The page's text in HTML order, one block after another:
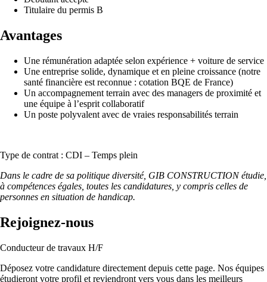
Titulaire du permis B
Avantages
Une rémunération adaptée selon expérience + voiture de service
Une entreprise solide, dynamique et en pleine croissance (notre
santé financière est reconnue : cotation BQE de France)
Un accompagnement terrain avec des managers de proximité et
une équipe à l’esprit collaboratif
Un poste polyvalent avec de vraies responsabilités terrain
Type de contrat : CDI – Temps plein
Dans le cadre de sa politique diversité, GIB CONSTRUCTION étudie,
à compétences égales, toutes les candidatures, y compris celles de
personnes en situation de handicap.
Rejoignez-nous
Conducteur de travaux H/F
Déposez votre candidature directement depuis cette page. Nos équipes
étudieront votre profil et reviendront vers vous dans les meilleurs